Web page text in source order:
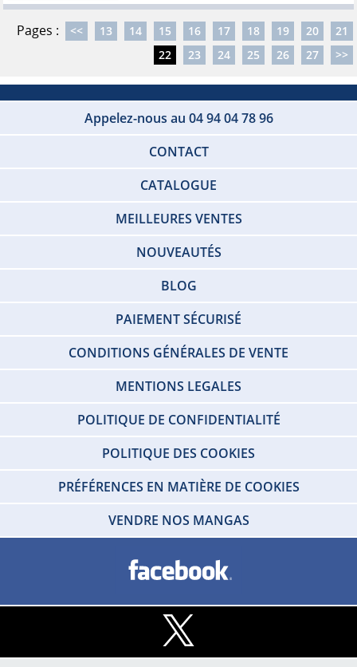
Pages : << 13 14 15 16 17 18 19 20
21
22
23 24 25 26 27 >>
Appelez-nous au 04 94 04 78 96
CONTACT
CATALOGUE
MEILLEURES VENTES
NOUVEAUTÉS
BLOG
PAIEMENT SÉCURISÉ
CONDITIONS GÉNÉRALES DE VENTE
MENTIONS LEGALES
POLITIQUE DE CONFIDENTIALITÉ
POLITIQUE DES COOKIES
PRÉFÉRENCES EN MATIÈRE DE COOKIES
VENDRE NOS MANGAS